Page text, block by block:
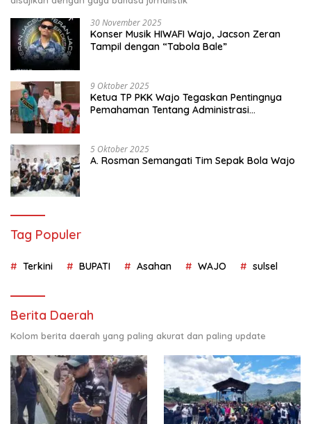
30 November 2025
Konser Musik HIWAFI Wajo, Jacson Zeran
Tampil dengan “Tabola Bale”
9 Oktober 2025
Ketua TP PKK Wajo Tegaskan Pentingnya
Pemahaman Tentang Administrasi
5 Oktober 2025
A. Rosman Semangati Tim Sepak Bola Wajo
Tag Populer
Terkini BUPATI Asahan WAJO sulsel
Berita Daerah
Kolom berita daerah yang paling akurat dan paling update